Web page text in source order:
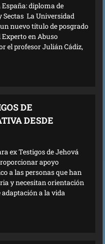
diploma de
Sectas La Universidad
nuevo título de posgrado
Experto en Abuso
el profesor Julián Cádiz,
DE
DESDE
ex Testigos de Jehová
apoyo
a las personas que han
y necesitan orientación
a la vida